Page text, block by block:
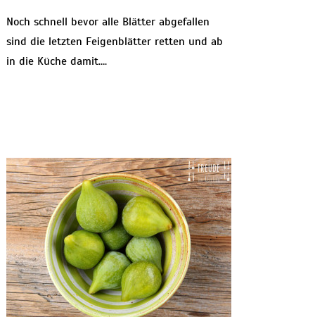
Noch schnell bevor alle Blätter abgefallen
sind die letzten Feigenblätter retten und ab
in die Küche damit….